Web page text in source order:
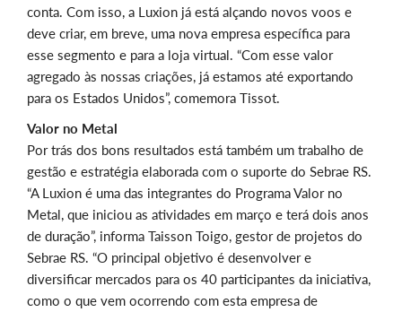
conta. Com isso, a Luxion já está alçando novos voos e
deve criar, em breve, uma nova empresa específica para
esse segmento e para a loja virtual. “Com esse valor
agregado às nossas criações, já estamos até exportando
para os Estados Unidos”, comemora Tissot.
Valor no Metal
Por trás dos bons resultados está também um trabalho de
gestão e estratégia elaborada com o suporte do Sebrae RS.
“A Luxion é uma das integrantes do Programa Valor no
Metal, que iniciou as atividades em março e terá dois anos
de duração”, informa Taisson Toigo, gestor de projetos do
Sebrae RS. “O principal objetivo é desenvolver e
diversificar mercados para os 40 participantes da iniciativa,
como o que vem ocorrendo com esta empresa de